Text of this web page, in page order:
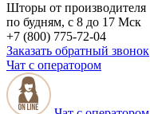
Шторы от производителя
по будням, с 8 до 17 Мск
+7 (800) 775-72-04
Заказать обратный звонок
Чат с оператором